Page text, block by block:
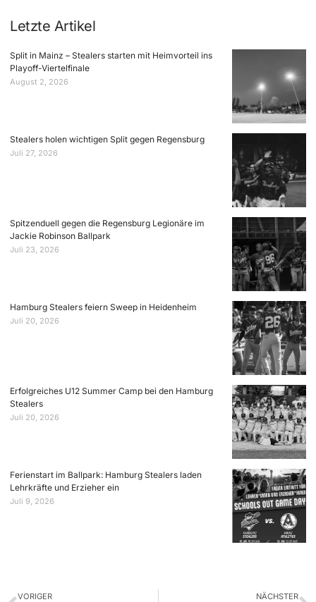
Letzte Artikel
Split in Mainz – Stealers starten mit Heimvorteil ins
Playoff-Viertelfinale
August 2, 2026
Stealers holen wichtigen Split gegen Regensburg
Juli 27, 2026
Spitzenduell gegen die Regensburg Legionäre im
Jackie Robinson Ballpark
Juli 23, 2026
Hamburg Stealers feiern Sweep in Heidenheim
Juli 20, 2026
Erfolgreiches U12 Summer Camp bei den Hamburg
Stealers
Juli 20, 2026
Ferienstart im Ballpark: Hamburg Stealers laden
Lehrkräfte und Erzieher ein
Juli 9, 2026
VORIGER NÄCHSTER